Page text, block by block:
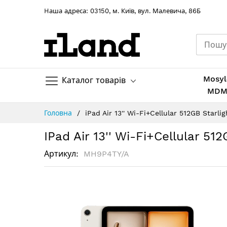
Hаша адреса: 03150, м. Київ, вул. Малевича, 86Б
Каталог товарів
MDM
Головна iPad Air 13'' Wi-Fi+Cellular 512GB
IPad Air 13'' Wi-Fi+Cellular
Артикул MH9P4TY/A